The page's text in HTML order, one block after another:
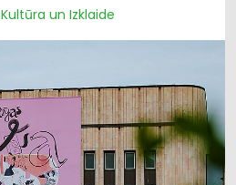
Kultūra un Izklaide